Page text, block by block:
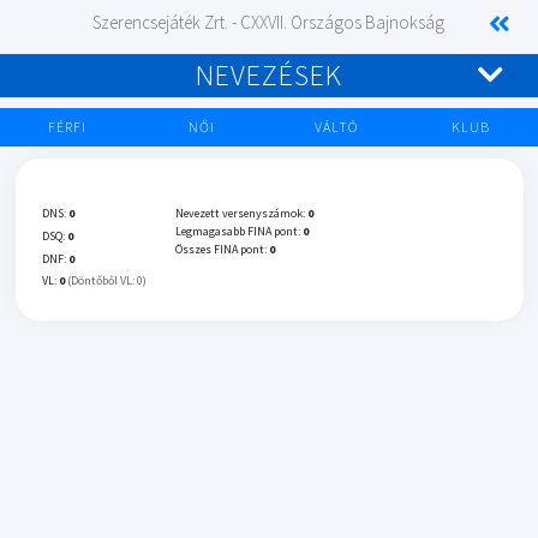
Szerencsejáték Zrt. - CXXVII. Országos Bajnokság
NEVEZÉSEK
FÉRFI NŐI VÁLTÓ KLUB
DNS: 0
DSQ: 0
DNF: 0
VL: 0 (Döntőből VL: 0)
Nevezett versenyszámok: 0
Legmagasabb FINA pont: 0
Összes FINA pont: 0